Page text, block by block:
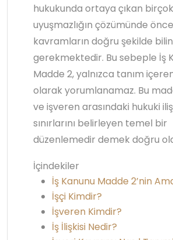
hukukunda ortaya çıkan birçok
uyuşmazlığın çözümünde
kavramların doğru şekilde
gerekmektedir. Bu sebeple İş
Madde 2, yalnızca tanım
olarak yorumlanamaz. Bu
ve işveren arasındaki hukuki
sınırlarını belirleyen temel bir
düzenlemedir demek doğru
İçindekiler
İş Kanunu Madde 2’nin
İşçi Kimdir?
İşveren Kimdir?
İş İlişkisi Nedir?